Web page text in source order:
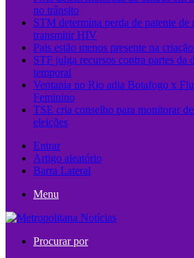
no trânsito
STM determina perda de patente de
transmitir HIV
Pais estão menos presente na
STF julga recursos contra partes da
temporal
Ventania no Rio adia Botafogo x
Feminino
TSE cria conselho para monitorar
eleições
Entrar
Artigo aleatório
Barra Lateral
Menu
Procurar por